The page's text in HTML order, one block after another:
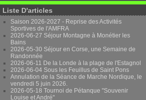
Liste D'articles
Saison 2026-2027 - Reprise des Activités
Sportives de l'AMFRA
2026-06-27 Séjour Montagne à Monétier les
Bains
2026-05-30 Séjour en Corse, une Semaine de
Randonnée
2026-06-11 De la Londe à la plage de l'Estagnol
2026-06-04 Sous les Feuillus de Saint Pons
Annulation de la Séance de Marche Nordique, le
vendredi 5 juin 2026.
2026-05-18 Tournoi de Pétanque "Souvenir
Louise et André"